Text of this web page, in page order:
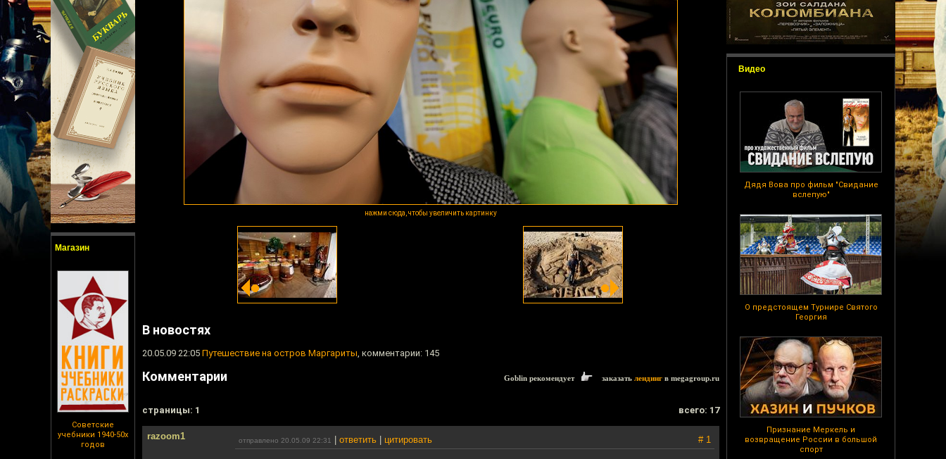
Магазин
Советские
учебники 1940-50х
годов
Видео
Дядя Вова про фильм "Свидание
вслепую"
О предстоящем Турнире Святого
Георгия
Признание Меркель и
возвращение России в большой
спорт
нажми сюда, чтобы увеличить картинку
В новостях
20.05.09 22:05 Путешествие на остров Маргариты, комментарии: 145
Комментарии Goblin рекомендует заказать лендинг в megagroup.ru
cтраницы: 1 всего: 17
razoom1 отправлено 20.05.09 22:31 ответить цитировать # 1